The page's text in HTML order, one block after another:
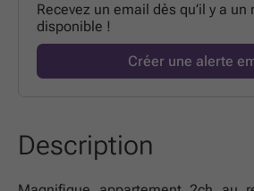
Recevez un email dès qu’il y a un
disponible !
Créer une alerte
Description